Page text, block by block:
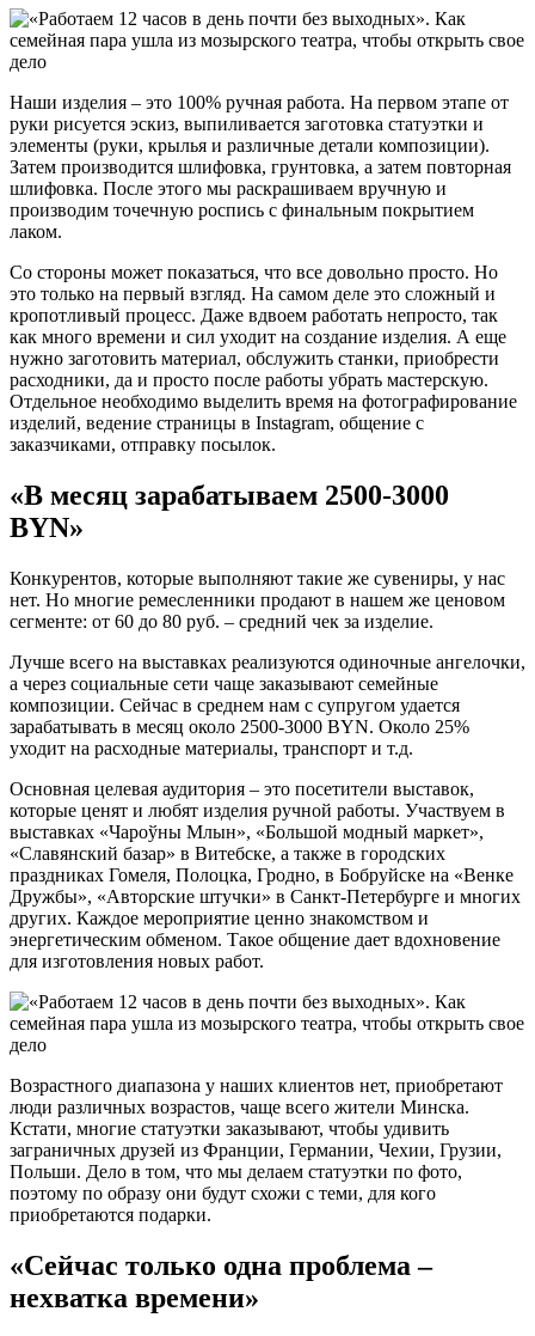
Наши изделия – это 100% ручная работа. На первом этапе от
руки рисуется эскиз, выпиливается заготовка статуэтки и
элементы (руки, крылья и различные детали композиции).
Затем производится шлифовка, грунтовка, а затем повторная
шлифовка. После этого мы раскрашиваем вручную и
производим точечную роспись с финальным покрытием
лаком.
Со стороны может показаться, что все довольно просто. Но
это только на первый взгляд. На самом деле это сложный и
кропотливый процесс. Даже вдвоем работать непросто, так
как много времени и сил уходит на создание изделия. А еще
нужно заготовить материал, обслужить станки, приобрести
расходники, да и просто после работы убрать мастерскую.
Отдельное необходимо выделить время на фотографирование
изделий, ведение страницы в Instagram, общение с
заказчиками, отправку посылок.
«В месяц зарабатываем 2500-3000
BYN»
Конкурентов, которые выполняют такие же сувениры, у нас
нет. Но многие ремесленники продают в нашем же ценовом
сегменте: от 60 до 80 руб. – средний чек за изделие.
Лучше всего на выставках реализуются одиночные ангелочки,
а через социальные сети чаще заказывают семейные
композиции. Сейчас в среднем нам с супругом удается
зарабатывать в месяц около 2500-3000 BYN. Около 25%
уходит на расходные материалы, транспорт и т.д.
Основная целевая аудитория – это посетители выставок,
которые ценят и любят изделия ручной работы. Участвуем в
выставках «Чароўны Млын», «Большой модный маркет»,
«Славянский базар» в Витебске, а также в городских
праздниках Гомеля, Полоцка, Гродно, в Бобруйске на «Венке
Дружбы», «Авторские штучки» в Санкт-Петербурге и многих
других. Каждое мероприятие ценно знакомством и
энергетическим обменом. Такое общение дает вдохновение
для изготовления новых работ.
Возрастного диапазона у наших клиентов нет, приобретают
люди различных возрастов, чаще всего жители Минска.
Кстати, многие статуэтки заказывают, чтобы удивить
заграничных друзей из Франции, Германии, Чехии, Грузии,
Польши. Дело в том, что мы делаем статуэтки по фото,
поэтому по образу они будут схожи с теми, для кого
приобретаются подарки.
«Сейчас только одна проблема –
нехватка времени»